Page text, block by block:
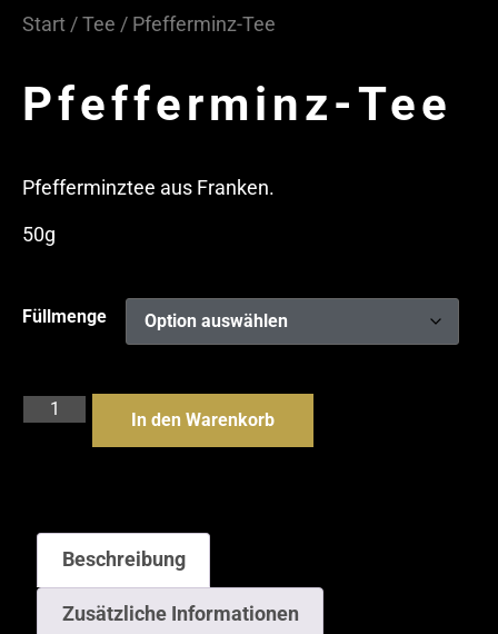
Start /Tee / Pfefferminz-Tee
Pfefferminz-Tee
Pfefferminztee aus Franken.
50g
Füllmenge
In den Warenkorb
Beschreibung
Zusätzliche Informationen